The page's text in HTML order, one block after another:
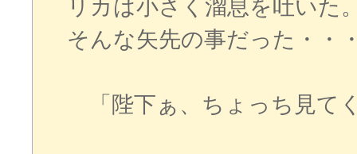
リカは小さく溜息を吐いた
そんな矢先の事だった・・
「陛下ぁ、ちょっち見て